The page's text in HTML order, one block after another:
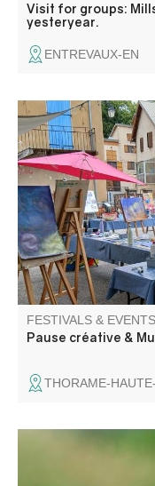
Visit for groups:
yesteryear.
ENTREVAUX-EN
Pause Créative : un
accompagnés,
musique inspirée
sirop, les rencontres
un esprit convivial.
FESTIVALS & EVENTS
Pause créative &
THORAME-
Concours de boules